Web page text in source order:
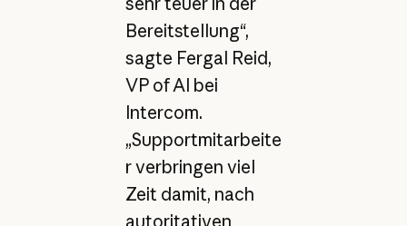
Bereitstellung“,
sagte Fergal Reid,
VP of AI bei
Intercom.
„Supportmitarbeite
r verbringen viel
Zeit damit, nach